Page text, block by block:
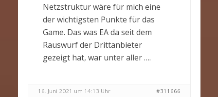
Netzstruktur wäre für mich eine
der wichtigsten Punkte für das
Game. Das was EA da seit dem
Rauswurf der Drittanbieter
gezeigt hat, war unter aller ….
16. Juni 2021 um 14:13 Uhr #311666